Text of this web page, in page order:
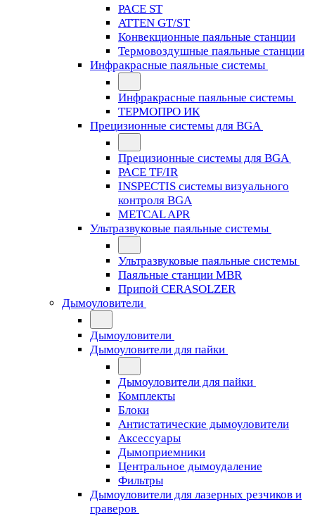
PACE ST
ATTEN GT/ST
Конвекционные паяльные станции
Термовоздушные паяльные станции
Инфракрасные паяльные системы
Инфракрасные паяльные системы
ТЕРМОПРО ИК
Прецизионные системы для BGA
Прецизионные системы для BGA
PACE TF/IR
INSPECTIS системы визуального
контроля BGA
METCAL APR
Ультразвуковые паяльные системы
Ультразвуковые паяльные системы
Паяльные станции MBR
Припой CERASOLZER
Дымоуловители
Дымоуловители
Дымоуловители для пайки
Дымоуловители для пайки
Комплекты
Блоки
Антистатические дымоуловители
Аксессуары
Дымоприемники
Центральное дымоудаление
Фильтры
Дымоуловители для лазерных резчиков и
граверов